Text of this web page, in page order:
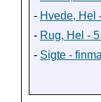
- Hvede, Hel
- Rug, Hel -
- Sigte -